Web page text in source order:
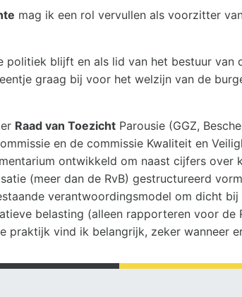
mag ik een rol vervullen als voorzitter
politiek blijft en als lid van het bestuur van
graag bij voor het welzijn van de
Raad van Toezicht Parousie (GGZ,
en de commissie Kwaliteit en
ontwikkeld om naast cijfers
(meer dan de RvB) gestructureerd
verantwoordingsmodel om dicht
belasting (alleen rapporteren voor de
praktijk vind ik belangrijk, zeker wanneer